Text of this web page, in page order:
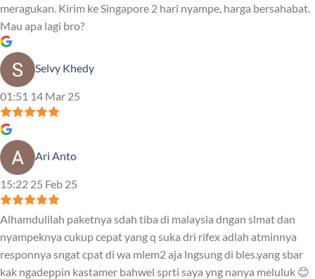
meragukan. Kirim ke Singapore 2 hari nyampe, harga bersahabat.
Mau apa lagi bro?
Selvy Khedy
01:51 14 Mar 25
Ari Anto
15:22 25 Feb 25
Alhamdulilah paketnya sdah tiba di malaysia dngan slmat dan
nyampeknya cukup cepat yang q suka dri rifex adlah atminnya
responnya sngat cpat di wa mlem2 aja lngsung di bles.yang sbar
kak ngadeppin kastamer bahwel sprti saya yng nanya meluluk 😊